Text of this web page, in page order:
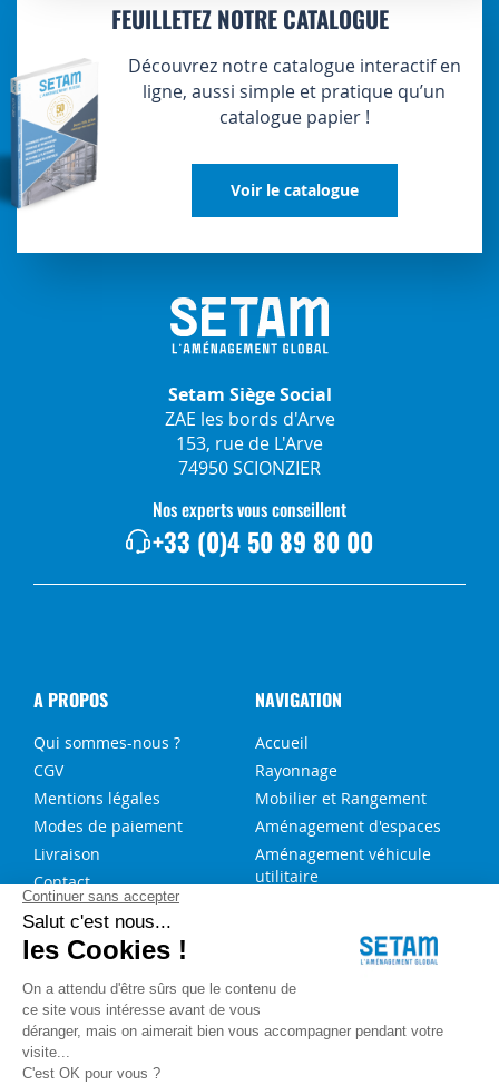
FEUILLETEZ NOTRE CATALOGUE
Découvrez notre catalogue interactif en
ligne, aussi simple et pratique qu’un
catalogue papier !
Voir le catalogue
Setam Siège Social
ZAE les bords d'Arve
153, rue de L'Arve
74950 SCIONZIER
Nos experts vous conseillent
+33 (0)4 50 89 80 00
A PROPOS
Qui sommes-nous ?
CGV
Mentions légales
Modes de paiement
Livraison
Contact
NAVIGATION
Accueil
Rayonnage
Mobilier et Rangement
Aménagement d'espaces
Aménagement véhicule
utilitaire
NOS SERVICES
FAQ
Blog
Aide au choix rayonnage
Service de montage